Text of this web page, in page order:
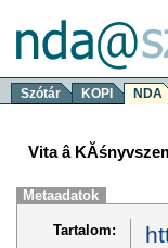
Szótár KOPI NDA
Vita â
Metaadatok
Tartalom: